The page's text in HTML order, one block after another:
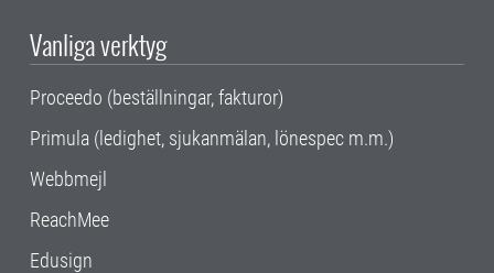
Vanliga verktyg
Proceedo (beställningar, fakturor)
Primula (ledighet, sjukanmälan, lönespec m.m.)
Webbmejl
ReachMee
Edusign